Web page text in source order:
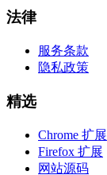
法律
服务条款
隐私政策
精选
Chrome 扩展
Firefox 扩展
网站源码